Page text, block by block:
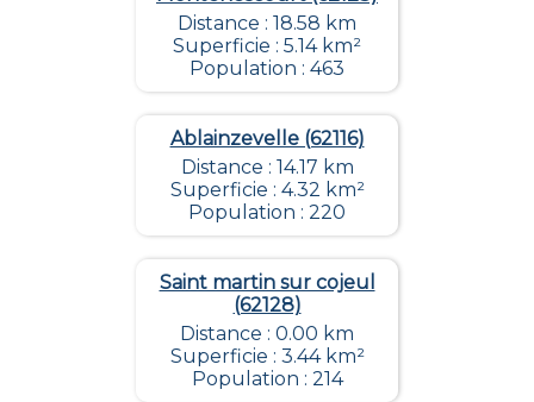
Distance : 18.58 km
Superficie : 5.14 km²
Population : 463
Ablainzevelle (62116)
Distance : 14.17 km
Superficie : 4.32 km²
Population : 220
Saint martin sur cojeul
(62128)
Distance : 0.00 km
Superficie : 3.44 km²
Population : 214